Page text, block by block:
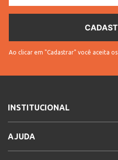
Ao clicar em "Cadastrar" você aceita os
INSTITUCIONAL
AJUDA